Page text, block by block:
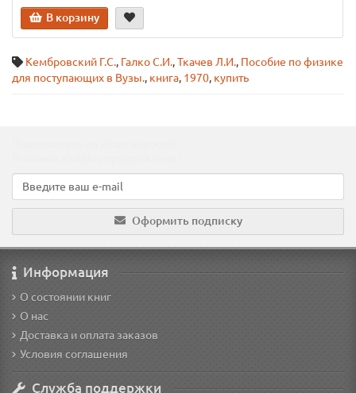
В корзину
Кембровский Г.С., Галко С.И.,Ткачев Л.И., Пособие по физике
для поступающих в Вузы., книга, 1970, купить
Оформить подписку
Информация
О состоянии книг
О нас
Доставка и оплата заказов
Условия соглашения
Служба поддержки